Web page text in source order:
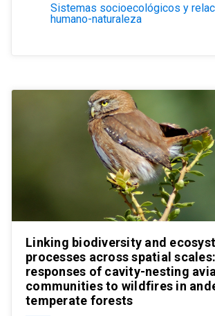
Sistemas socioecológicos y
humano-naturaleza
Linking biodiversity and
processes across spatial
responses of cavity-nesting
communities to wildfires in
temperate forests